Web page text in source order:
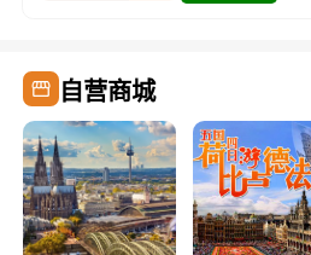
自营商城